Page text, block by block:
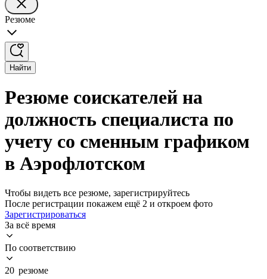
Резюме
Найти
Резюме соискателей на
должность специалиста по
учету со сменным графиком
в Аэрофлотском
Чтобы видеть все резюме, зарегистрируйтесь
После регистрации покажем ещё 2 и откроем фото
Зарегистрироваться
За всё время
По соответствию
20 резюме